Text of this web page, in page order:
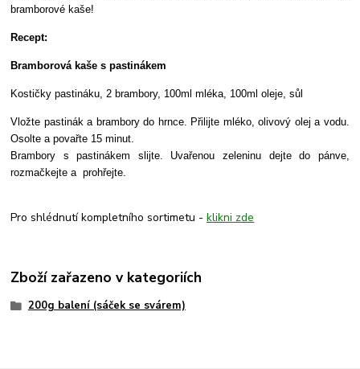
bramborové kaše!
Recept:
Bramborová kaše s pastinákem
Kostičky pastináku, 2 brambory, 100ml mléka, 100ml oleje, sůl
Vložte pastinák a brambory do hrnce. Přilijte mléko, olivový olej a vodu.
Osolte a povařte 15 minut.
Brambory s pastinákem slijte. Uvařenou zeleninu dejte do pánve,
rozmačkejte a prohřejte.
Pro shlédnutí kompletního sortimetu -klikni zde
Zboží zařazeno v kategoriích
200g balení (sáček se svárem)